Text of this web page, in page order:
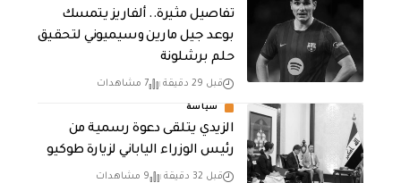
تفاصيل مثيرة.. ألفاريز يتمسك
بوعد جيل مارين وسيميوني لتحقيق
حلم برشلونة
قبل 29 دقيقة 7 مشاهدات
سياسة
الزيدي يتلقى دعوة رسمية من
رئيس الوزراء الياباني لزيارة طوكيو
قبل 32 دقيقة 9 مشاهدات